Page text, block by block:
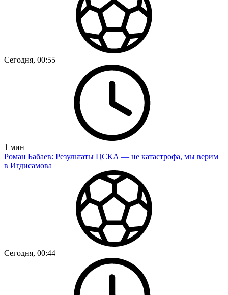
Сегодня, 00:55
1 мин
Роман Бабаев: Результаты ЦСКА — не катастрофа, мы верим
в Игдисамова
Сегодня, 00:44